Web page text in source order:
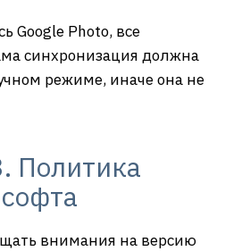
Google Photo, все
синхронизация должна
режиме, иначе она не
Политика
внимания на версию